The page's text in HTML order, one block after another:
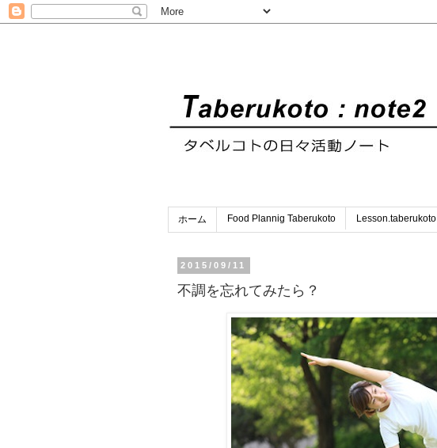
ホーム Food Plannig Taberukoto Lesson.taberukoto
2015/09/11
不調を忘れてみたら？